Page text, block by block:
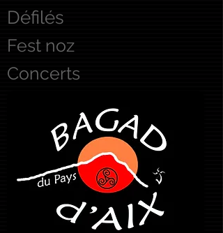
Défilés
Fest noz
Concerts